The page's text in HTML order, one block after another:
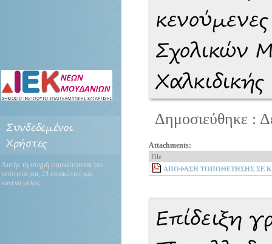
Συνδεδεμένοι
Χρήστες
Αυτήν τη στιγμή επισκέπτονται τον
ιστότοπό μας 23 επισκέπτες και
κανένα μέλος
Σχολικών
Χαλκιδικής
Δημοσιεύθηκε :
Attachments:
File
ΑΠΟΦΑΣΗ ΤΟΠΟΘΕΤΗΣΗΣ ΣΕ
Επίδειξη